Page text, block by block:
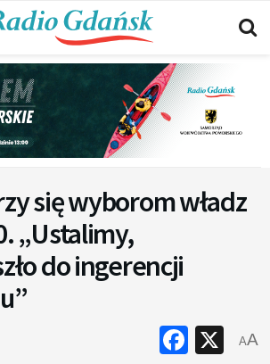
się wyborom władz
„Ustalimy,
do ingerencji
X
AA